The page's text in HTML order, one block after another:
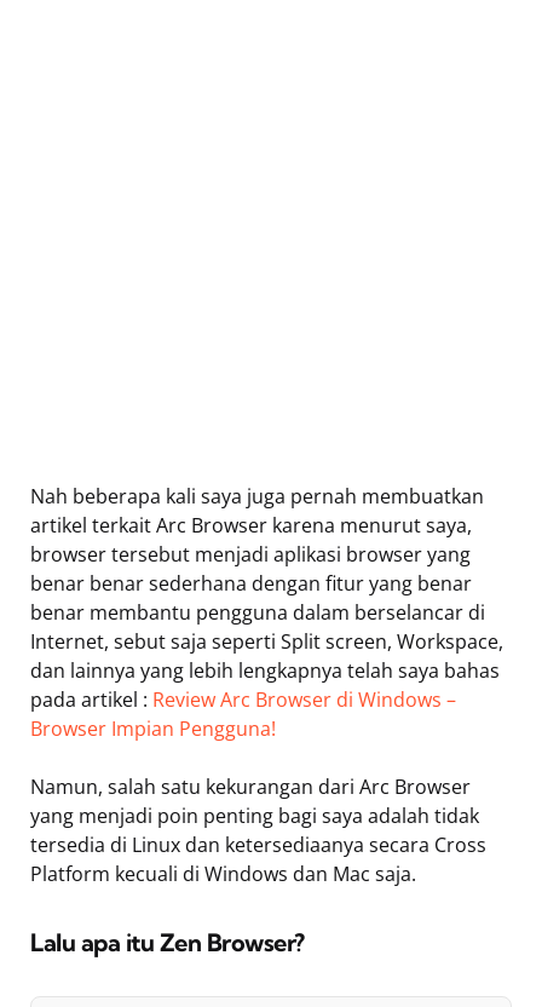
Nah beberapa kali saya juga pernah membuatkan
artikel terkait Arc Browser karena menurut saya,
browser tersebut menjadi aplikasi browser yang
benar benar sederhana dengan fitur yang benar
benar membantu pengguna dalam berselancar di
Internet, sebut saja seperti Split screen, Workspace,
dan lainnya yang lebih lengkapnya telah saya bahas
pada artikel : Review Arc Browser di Windows –
Browser Impian Pengguna!
Namun, salah satu kekurangan dari Arc Browser
yang menjadi poin penting bagi saya adalah tidak
tersedia di Linux dan ketersediaanya secara Cross
Platform kecuali di Windows dan Mac saja.
Lalu apa itu Zen Browser?